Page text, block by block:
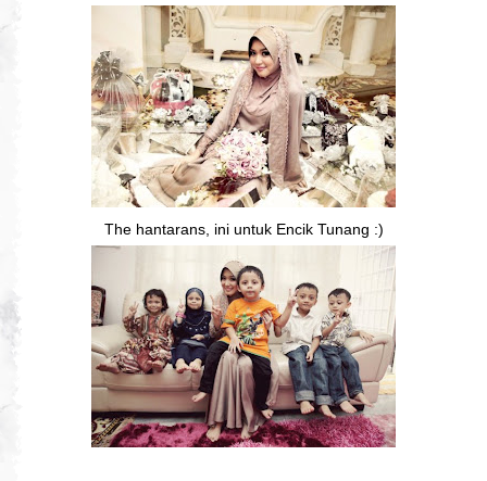
The hantarans, ini untuk Encik Tunang :)